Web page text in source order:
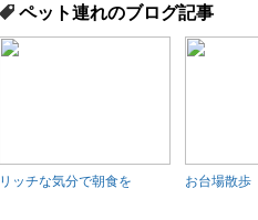
ペット連れのブログ記事
リッチな気分で朝食を お台場散歩